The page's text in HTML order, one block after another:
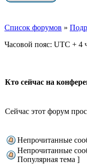
Список форумов »
Часовой пояс: UTC + 4
Кто сейчас на
Сейчас этот форум
Непрочитанные
Непрочитанные
Популярная тема ]